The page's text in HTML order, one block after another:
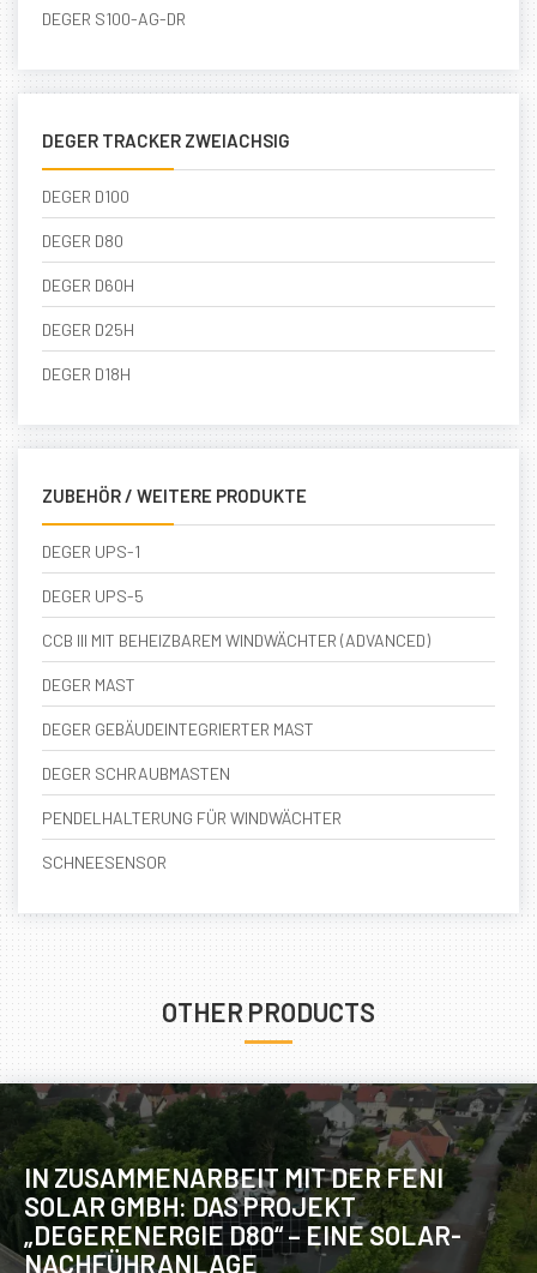
DEGER S100-AG-DR
DEGER TRACKER ZWEIACHSIG
DEGER D100
DEGER D80
DEGER D60H
DEGER D25H
DEGER D18H
ZUBEHÖR / WEITERE PRODUKTE
DEGER UPS-1
DEGER UPS-5
CCB III MIT BEHEIZBAREM WINDWÄCHTER (ADVANCED)
DEGER MAST
DEGER GEBÄUDEINTEGRIERTER MAST
DEGER SCHRAUBMASTEN
PENDELHALTERUNG FÜR WINDWÄCHTER
SCHNEESENSOR
OTHER PRODUCTS
IN ZUSAMMENARBEIT MIT DER FENI
SOLAR GMBH: DAS PROJEKT
„DEGERENERGIE D80“ – EINE SOLAR-
NACHFÜHRANLAGE